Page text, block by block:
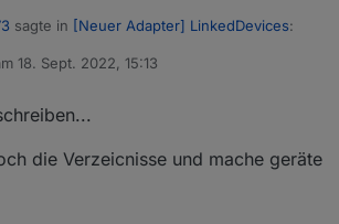
sagte in [Neuer Adapter] LinkedDevices:
zu Deiner Lebenszeit
hat mir dieser DEVICE Manager noch zu
- und das mit dem DropDown nervt auch.
in der Konvertierungsfunktion
18. Sept. 2022, 15:13
von
die Verzeicnisse und mache geräte